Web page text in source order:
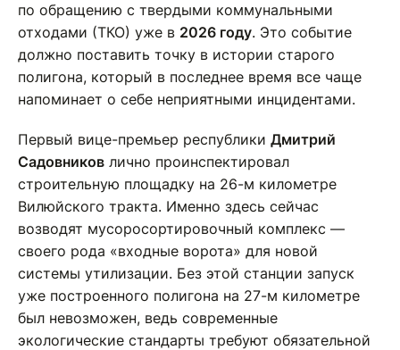
по обращению с твердыми коммунальными
отходами (ТКО) уже в 2026 году. Это событие
должно поставить точку в истории старого
полигона, который в последнее время все чаще
напоминает о себе неприятными инцидентами.
Первый вице-премьер республики Дмитрий
Садовников лично проинспектировал
строительную площадку на 26-м километре
Вилюйского тракта. Именно здесь сейчас
возводят мусоросортировочный комплекс —
своего рода «входные ворота» для новой
системы утилизации. Без этой станции запуск
уже построенного полигона на 27-м километре
был невозможен, ведь современные
экологические стандарты требуют обязательной